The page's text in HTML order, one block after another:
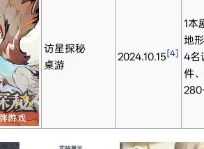
访星探秘
桌游
2024.10.15[4]
1本
地
4名
件